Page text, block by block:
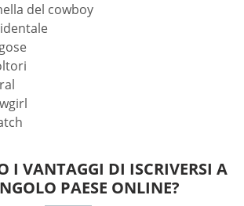
del cowboy
I VANTAGGI DI ISCRIVERSI A
PAESE ONLINE?